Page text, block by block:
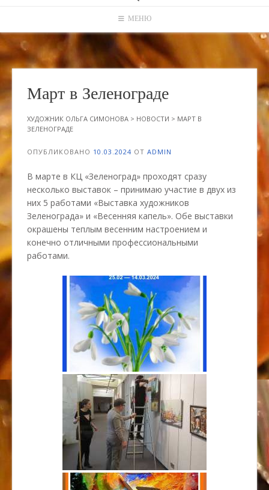
МЕНЮ
Март в Зеленограде
ХУДОЖНИК ОЛЬГА СИМОНОВА > НОВОСТИ > МАРТ В
ЗЕЛЕНОГРАДЕ
ОПУБЛИКОВАНО 10.03.2024 ОТ ADMIN
В марте в КЦ «Зеленоград» проходят сразу
несколько выставок – принимаю участие в двух из
них 5 работами «Выставка художников
Зеленограда» и «Весенняя капель». Обе выставки
окрашены теплым весенним настроением и
конечно отличными профессиональными
работами.